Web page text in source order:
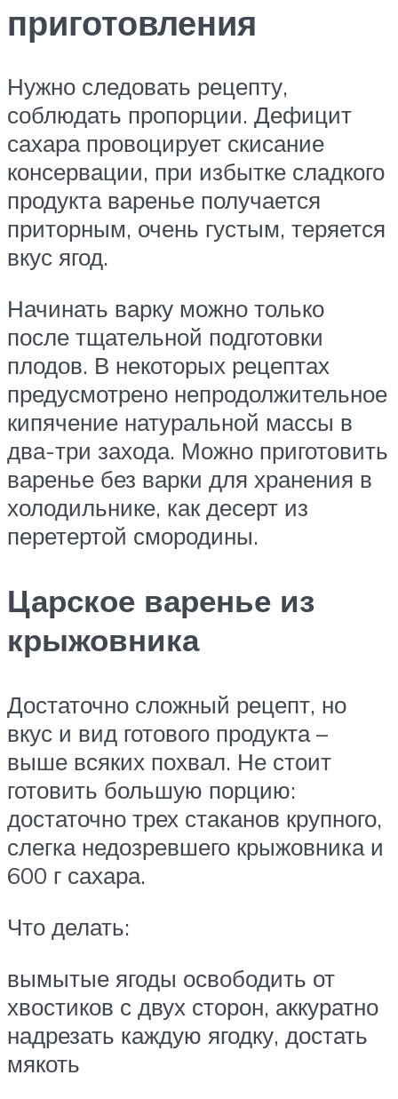
приготовления
Нужно следовать рецепту,
соблюдать пропорции. Дефицит
сахара провоцирует скисание
консервации, при избытке сладкого
продукта варенье получается
приторным, очень густым, теряется
вкус ягод.
Начинать варку можно только
после тщательной подготовки
плодов. В некоторых рецептах
предусмотрено непродолжительное
кипячение натуральной массы в
два-три захода. Можно приготовить
варенье без варки для хранения в
холодильнике, как десерт из
перетертой смородины.
Царское варенье из
крыжовника
Достаточно сложный рецепт, но
вкус и вид готового продукта –
выше всяких похвал. Не стоит
готовить большую порцию:
достаточно трех стаканов крупного,
слегка недозревшего крыжовника и
600 г сахара.
Что делать:
вымытые ягоды освободить от
хвостиков с двух сторон, аккуратно
надрезать каждую ягодку, достать
мякоть